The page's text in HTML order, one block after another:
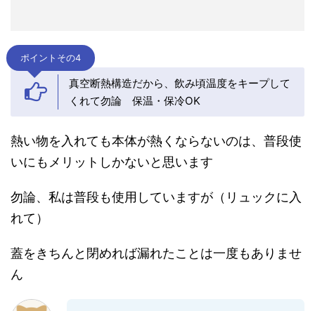
ポイントその4
真空断熱構造だから、飲み頃温度をキープして
くれて勿論 保温・保冷OK
熱い物を入れても本体が熱くならないのは、普段使
いにもメリットしかないと思います
勿論、私は普段も使用していますが（リュックに入
れて）
蓋をきちんと閉めれば漏れたことは一度もありませ
ん